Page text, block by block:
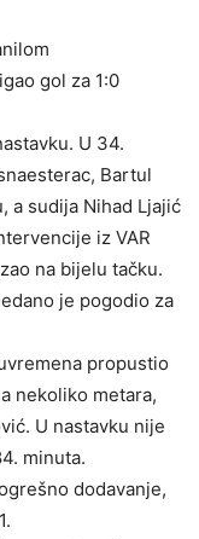
gol za 1:0
U 34.
Bartul
a sudija Nihad Ljajić
iz VAR
na bijelu tačku.
je pogodio za
propustio
nekoliko metara,
U nastavku nije
minuta.
dodavanje,